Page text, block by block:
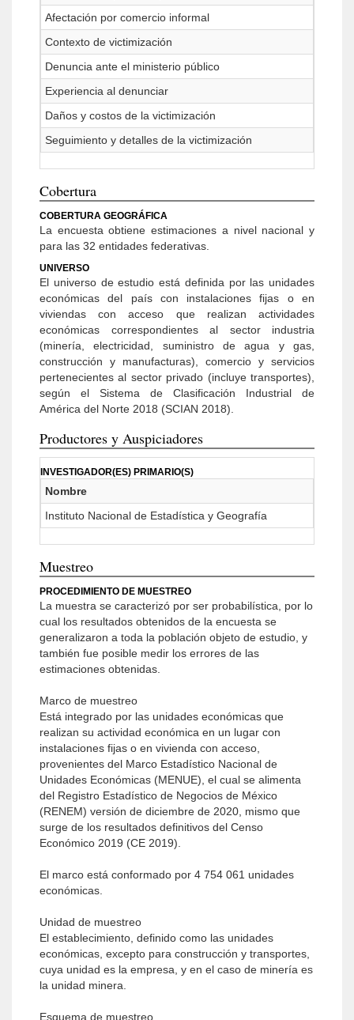
Afectación por comercio informal
Contexto de victimización
Denuncia ante el ministerio público
Experiencia al denunciar
Daños y costos de la victimización
Seguimiento y detalles de la victimización
Cobertura
COBERTURA GEOGRÁFICA
La encuesta obtiene estimaciones a nivel nacional y
para las 32 entidades federativas.
UNIVERSO
El universo de estudio está definida por las unidades
económicas del país con instalaciones fijas o en
viviendas con acceso que realizan actividades
económicas correspondientes al sector industria
(minería, electricidad, suministro de agua y gas,
construcción y manufacturas), comercio y servicios
pertenecientes al sector privado (incluye transportes),
según el Sistema de Clasificación Industrial de
América del Norte 2018 (SCIAN 2018).
Productores y Auspiciadores
INVESTIGADOR(ES) PRIMARIO(S)
Nombre
Instituto Nacional de Estadística y Geografía
Muestreo
PROCEDIMIENTO DE MUESTREO
La muestra se caracterizó por ser probabilística, por lo
cual los resultados obtenidos de la encuesta se
generalizaron a toda la población objeto de estudio, y
también fue posible medir los errores de las
estimaciones obtenidas.
Marco de muestreo
Está integrado por las unidades económicas que
realizan su actividad económica en un lugar con
instala­ciones fijas o en vivienda con acceso,
provenientes del Marco Estadístico Nacional de
Unidades Econó­micas (MENUE), el cual se alimenta
del Registro Estadístico de Negocios de México
(RENEM) versión de diciembre de 2020, mismo que
surge de los resultados definitivos del Censo
Económico 2019 (CE 2019).
El marco está conformado por 4 754 061 unidades
económicas.
Unidad de muestreo
El establecimiento, definido como las unidades
económicas, excepto para construcción y transportes,
cuya unidad es la empresa, y en el caso de minería es
la unidad minera.
Esquema de muestreo